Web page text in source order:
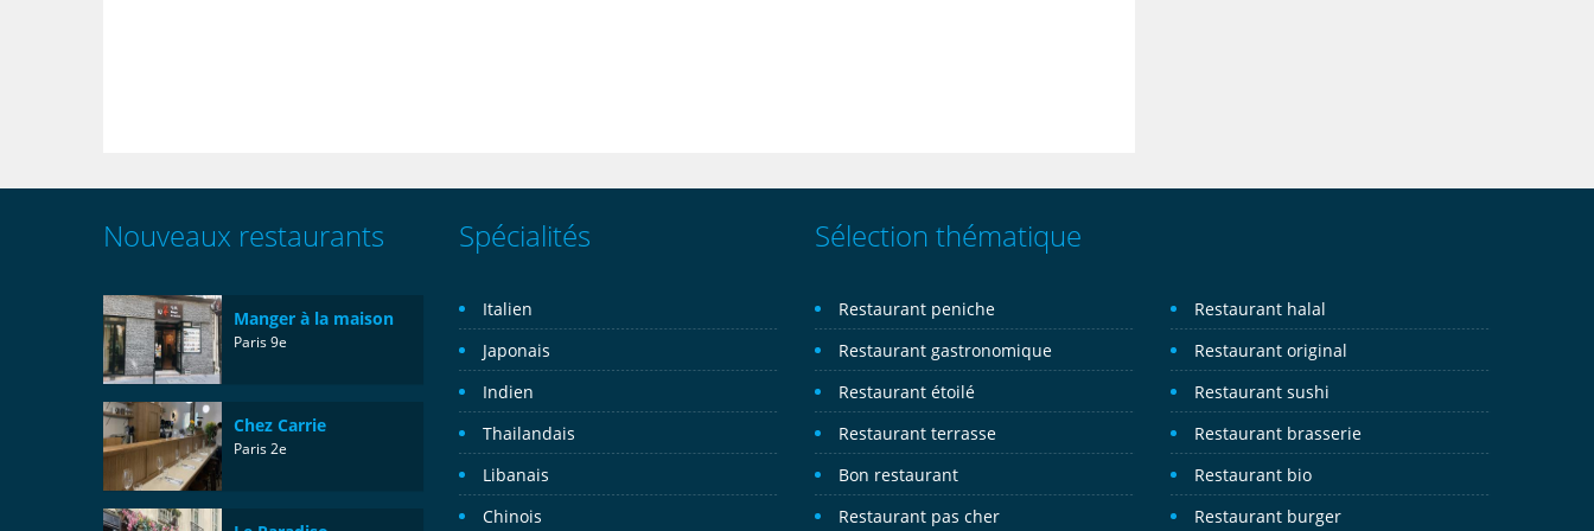
Nouveaux restaurants
Manger à la maison
Paris 9e
Chez Carrie
Paris 2e
Spécialités
Italien
Japonais
Indien
Thailandais
Libanais
Chinois
Sélection thématique
Restaurant peniche
Restaurant gastronomique
Restaurant étoilé
Restaurant terrasse
Bon restaurant
Restaurant pas cher
Restaurant halal
Restaurant original
Restaurant sushi
Restaurant brasserie
Restaurant bio
Restaurant burger